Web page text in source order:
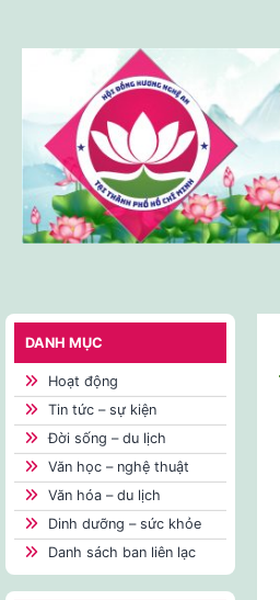
DANH MỤC
Hoạt động
Tin tức – sự kiện
Đời sống – du lịch
Văn học – nghệ thuật
Văn hóa – du lịch
Dinh dưỡng – sức khỏe
Danh sách ban liên lạc